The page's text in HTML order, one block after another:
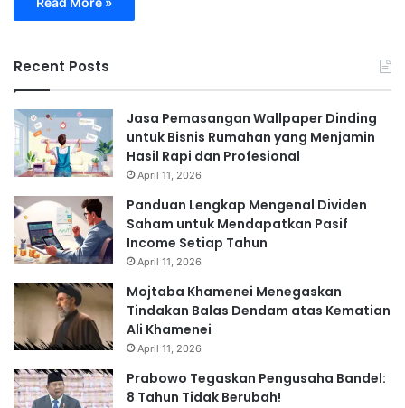
Recent Posts
Jasa Pemasangan Wallpaper Dinding
untuk Bisnis Rumahan yang Menjamin
Hasil Rapi dan Profesional
April 11, 2026
Panduan Lengkap Mengenal Dividen
Saham untuk Mendapatkan Pasif
Income Setiap Tahun
April 11, 2026
Mojtaba Khamenei Menegaskan
Tindakan Balas Dendam atas Kematian
Ali Khamenei
April 11, 2026
Prabowo Tegaskan Pengusaha Bandel:
8 Tahun Tidak Berubah!